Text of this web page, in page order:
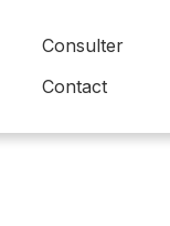
Consulter
Contact